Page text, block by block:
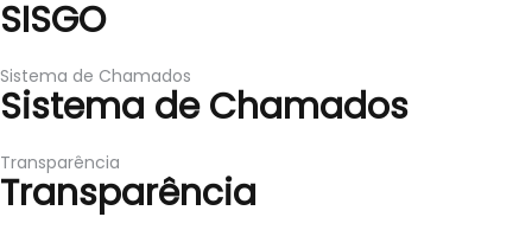
SISGO
Sistema de Chamados
Sistema de Chamados
Transparência
Transparência